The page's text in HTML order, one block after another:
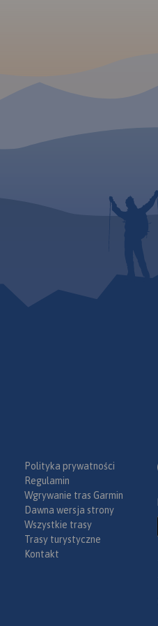
Polityka prywatności
Regulamin
Wgrywanie tras Garmin
Dawna wersja strony
Wszystkie trasy
Trasy turystyczne
Kontakt